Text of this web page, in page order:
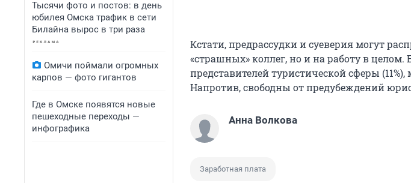
Тысячи фото и постов: в день
юбилея Омска трафик в сети
Билайна вырос в три раза
Омичи поймали огромных
карпов — фото гигантов
Где в Омске появятся новые
пешеходные переходы —
инфографика
Кстати, предрассудки и суеверия могут
«страшных» коллег, но и на работу в
представителей туристической сферы (11%),
Напротив, свободны от предубеждений
Анна Волкова
Заработная плата